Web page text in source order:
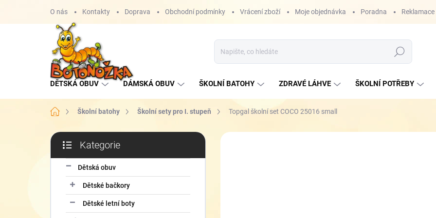
O nás Kontakty Doprava Obchodní podmínky Vrácení zboží Moje objednávka Poradna Reklamace
Hledat
DĚTSKÁ OBUV DÁMSKÁ OBUV ŠKOLNÍ BATOHY ZDRAVÉ LÁHVE ŠKOLNÍ POTŘEBY
Domů Školní batohy Školní sety pro I. stupeň Topgal školní set COCO 25016 small
P
s
kategorie
Kategorie
Dětská obuv
Dětské bačkory
Dětské letní boty
ZNAČKA: